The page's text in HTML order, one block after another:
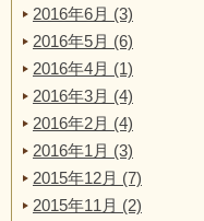
2016年6月 (3)
2016年5月 (6)
2016年4月 (1)
2016年3月 (4)
2016年2月 (4)
2016年1月 (3)
2015年12月 (7)
2015年11月 (2)